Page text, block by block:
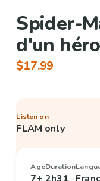
Spider-
d'un
$17.99
Listen on
FLAM only
AgeDuration